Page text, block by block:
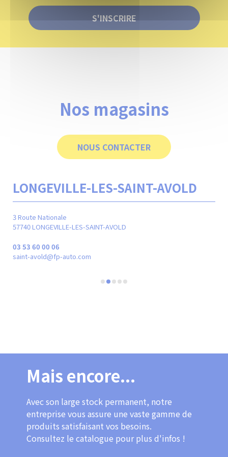
S'INSCRIRE
Nos magasins
NOUS CONTACTER
LONGEVILLE-LES-SAINT-AVOLD
3 Route Nationale
57740 LONGEVILLE-LES-SAINT-AVOLD
03 53 60 00 06
saint-avold@fp-auto.com
Mais encore...
Avec son large stock permanent, notre
entreprise vous assure une vaste gamme de
produits satisfaisant vos besoins.
Consultez le catalogue pour plus d'infos !